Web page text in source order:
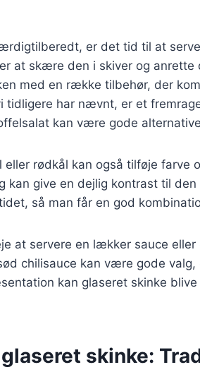
er det tid til at
at skære den i skiver og anrette
med en række tilbehør, der
tidligere har nævnt, er et
kan være gode
eller rødkål kan også tilføje farve
kan give en dejlig kontrast til
så man får en god
at servere en lækker sauce eller
chilisauce kan være gode
kan glaseret skinke
skinke: